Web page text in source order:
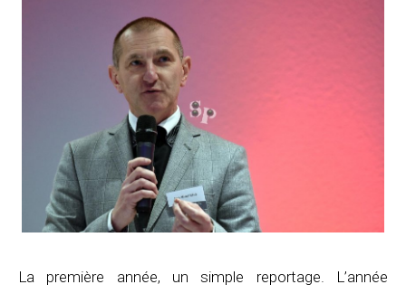
La première année, un simple reportage. L’année